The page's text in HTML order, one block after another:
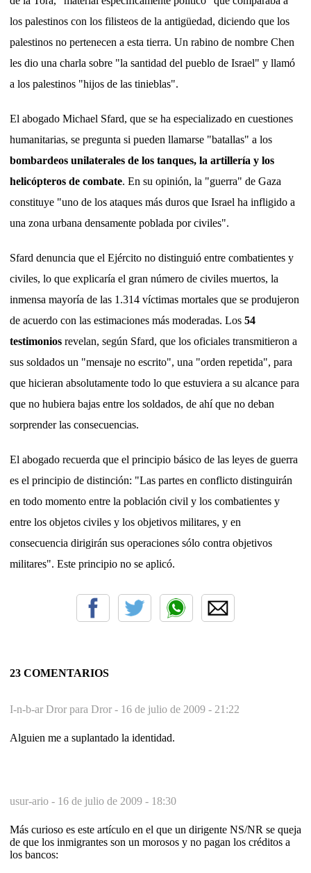
los palestinos con los filisteos de la antigüedad, diciendo que los
palestinos no pertenecen a esta tierra. Un rabino de nombre Chen
les dio una charla sobre "la santidad del pueblo de Israel" y llamó
a los palestinos "hijos de las tinieblas".
El abogado Michael Sfard, que se ha especializado en cuestiones
humanitarias, se pregunta si pueden llamarse "batallas" a los
bombardeos unilaterales de los tanques, la artillería y los
helicópteros de combate. En su opinión, la "guerra" de Gaza
constituye "uno de los ataques más duros que Israel ha infligido a
una zona urbana densamente poblada por civiles".
Sfard denuncia que el Ejército no distinguió entre combatientes y
civiles, lo que explicaría el gran número de civiles muertos, la
inmensa mayoría de las 1.314 víctimas mortales que se produjeron
de acuerdo con las estimaciones más moderadas. Los 54
testimonios revelan, según Sfard, que los oficiales transmitieron a
sus soldados un "mensaje no escrito", una "orden repetida", para
que hicieran absolutamente todo lo que estuviera a su alcance para
que no hubiera bajas entre los soldados, de ahí que no deban
sorprender las consecuencias.
El abogado recuerda que el principio básico de las leyes de guerra
es el principio de distinción: "Las partes en conflicto distinguirán
en todo momento entre la población civil y los combatientes y
entre los objetos civiles y los objetivos militares, y en
consecuencia dirigirán sus operaciones sólo contra objetivos
militares". Este principio no se aplicó.
23 COMENTARIOS
I-n-b-ar Dror para Dror - 16 de julio de 2009 - 21:22
Alguien me a suplantado la identidad.
usur-ario - 16 de julio de 2009 - 18:30
Más curioso es este artículo en el que un dirigente NS/NR se queja
de que los inmigrantes son un morosos y no pagan los créditos a
los bancos: